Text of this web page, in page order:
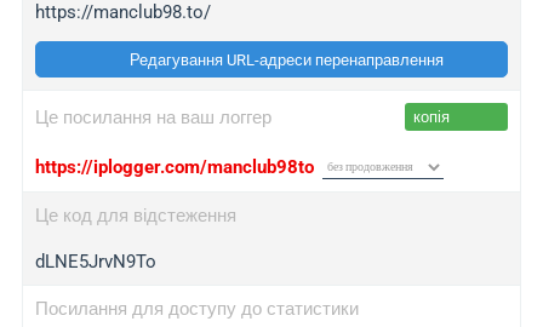
https://manclub98.to/
Редагування URL-адреси перенаправлення
Це посилання на ваш логгер копія
https://iplogger.com/manclub98to
Це код для відстеження
dLNE5JrvN9To
Посилання для доступу до статистики